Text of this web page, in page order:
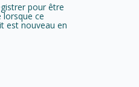
pour être
lorsque ce
est nouveau en